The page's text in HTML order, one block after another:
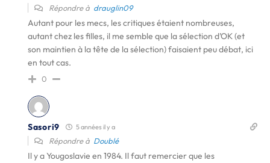
Répondre à drauglin09
Autant pour les mecs, les critiques étaient nombreuses,
autant chez les filles, il me semble que la sélection d’OK (et
son maintien à la tête de la sélection) faisaient peu débat, ici
en tout cas.
0
Sasori9 5 années il y a
Répondre à Doublé
Il y a Yougoslavie en 1984. Il faut remercier que les